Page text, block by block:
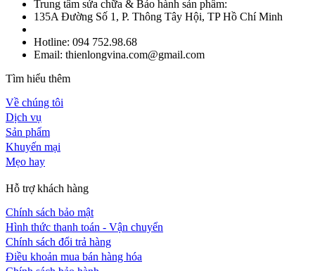
Trung tâm sửa chữa & Bảo hành sản phẩm:
135A Đường Số 1, P. Thông Tây Hội, TP Hồ Chí Minh
Hotline: 094 752.98.68
Email: thienlongvina.com@gmail.com
Tìm hiểu thêm
Về chúng tôi
Dịch vụ
Sản phẩm
Khuyến mại
Mẹo hay
Hỗ trợ khách hàng
Chính sách bảo mật
Hình thức thanh toán - Vận chuyển
Chính sách đổi trả hàng
Điều khoản mua bán hàng hóa